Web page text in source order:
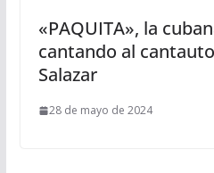
«PAQUITA», la
cantando al
Salazar
28 de mayo de 2024